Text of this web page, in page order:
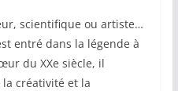
scientifique ou artiste…
entré dans la légende à
du XXe siècle, il
la créativité et la